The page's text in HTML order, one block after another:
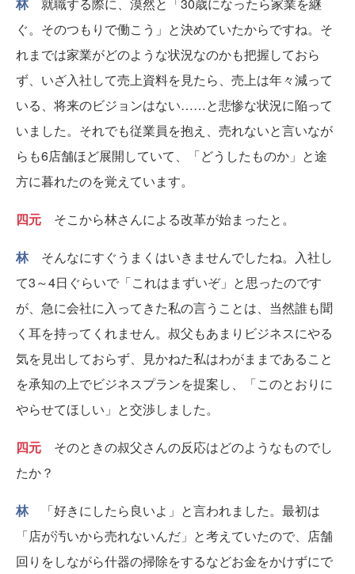
ぐ。そのつもりで働こう」と決めていたからですね。そ
れまでは家業がどのような状況なのかも把握しておら
ず、いざ入社して売上資料を見たら、売上は年々減って
いる、将来のビジョンはない……と悲惨な状況に陥って
いました。それでも従業員を抱え、売れないと言いなが
らも6店舗ほど展開していて、「どうしたものか」と途
方に暮れたのを覚えています。
四元 そこから林さんによる改革が始まったと。
林そんなにすぐうまくはいきませんでしたね。入社し
て3～4日ぐらいで「これはまずいぞ」と思ったのです
が、急に会社に入ってきた私の言うことは、当然誰も聞
く耳を持ってくれません。叔父もあまりビジネスにやる
気を見出しておらず、見かねた私はわがままであること
を承知の上でビジネスプランを提案し、「このとおりに
やらせてほしい」と交渉しました。
四元 そのときの叔父さんの反応はどのようなものでし
たか？
林「好きにしたら良いよ」と言われました。最初は
「店が汚いから売れないんだ」と考えていたので、店舗
回りをしながら什器の掃除をするなどお金をかけずにで